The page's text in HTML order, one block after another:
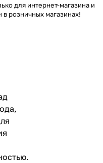
для интернет-магазина и
в розничных магазинах!